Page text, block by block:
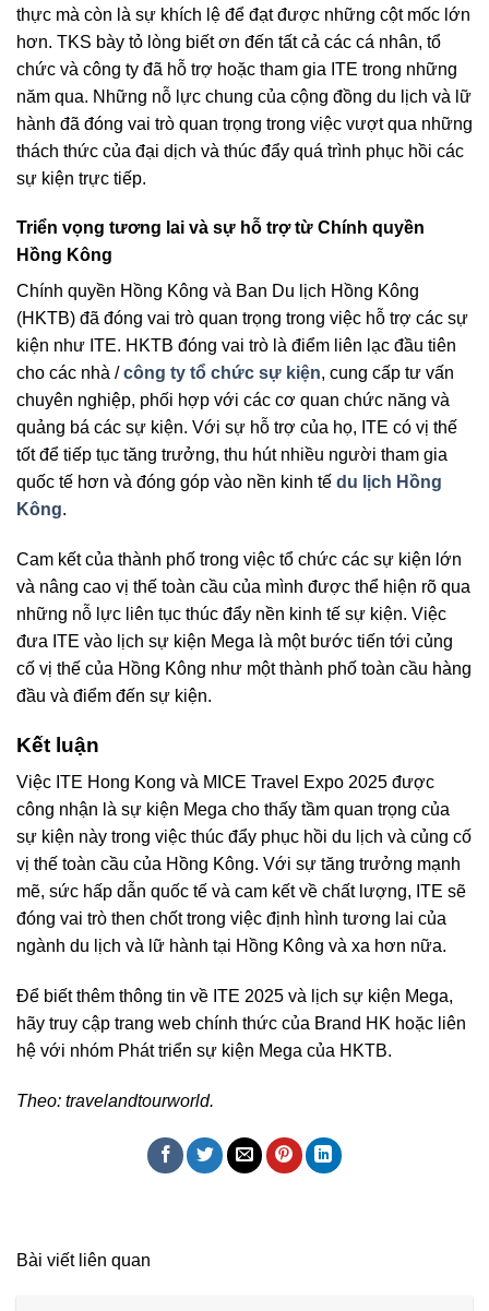
thực mà còn là sự khích lệ để đạt được những cột mốc lớn
hơn. TKS bày tỏ lòng biết ơn đến tất cả các cá nhân, tổ
chức và công ty đã hỗ trợ hoặc tham gia ITE trong những
năm qua. Những nỗ lực chung của cộng đồng du lịch và lữ
hành đã đóng vai trò quan trọng trong việc vượt qua những
thách thức của đại dịch và thúc đẩy quá trình phục hồi các
sự kiện trực tiếp.
Triển vọng tương lai và sự hỗ trợ từ Chính quyền
Hồng Kông
Chính quyền Hồng Kông và Ban Du lịch Hồng Kông
(HKTB) đã đóng vai trò quan trọng trong việc hỗ trợ các sự
kiện như ITE. HKTB đóng vai trò là điểm liên lạc đầu tiên
cho các nhà /công ty tổ chức sự kiện, cung cấp tư vấn
chuyên nghiệp, phối hợp với các cơ quan chức năng và
quảng bá các sự kiện. Với sự hỗ trợ của họ, ITE có vị thế
tốt để tiếp tục tăng trưởng, thu hút nhiều người tham gia
quốc tế hơn và đóng góp vào nền kinh tế du lịch Hồng
Kông.
Cam kết của thành phố trong việc tổ chức các sự kiện lớn
và nâng cao vị thế toàn cầu của mình được thể hiện rõ qua
những nỗ lực liên tục thúc đẩy nền kinh tế sự kiện. Việc
đưa ITE vào lịch sự kiện Mega là một bước tiến tới củng
cố vị thế của Hồng Kông như một thành phố toàn cầu hàng
đầu và điểm đến sự kiện.
Kết luận
Việc ITE Hong Kong và MICE Travel Expo 2025 được
công nhận là sự kiện Mega cho thấy tầm quan trọng của
sự kiện này trong việc thúc đẩy phục hồi du lịch và củng cố
vị thế toàn cầu của Hồng Kông. Với sự tăng trưởng mạnh
mẽ, sức hấp dẫn quốc tế và cam kết về chất lượng, ITE sẽ
đóng vai trò then chốt trong việc định hình tương lai của
ngành du lịch và lữ hành tại Hồng Kông và xa hơn nữa.
Để biết thêm thông tin về ITE 2025 và lịch sự kiện Mega,
hãy truy cập trang web chính thức của Brand HK hoặc liên
hệ với nhóm Phát triển sự kiện Mega của HKTB.
Theo: travelandtourworld.
Bài viết liên quan